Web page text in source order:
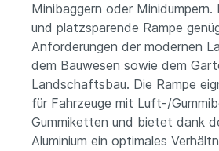
Minibaggern oder Minidumpern.
und platzsparende Rampe
Anforderungen der modernen
dem Bauwesen sowie dem
Landschaftsbau. Die Rampe
für Fahrzeuge mit Luft-/
Gummiketten und bietet dank
Aluminium ein optimales